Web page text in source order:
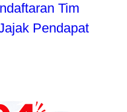
Tim
Pendapat